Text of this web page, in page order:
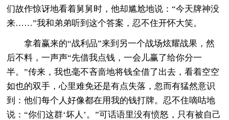
们故作惊讶地看着舅舅时，他却尴尬地说：“今天牌神没
来……”我和弟弟听到这个答案，忍不住开怀大笑。
拿着赢来的“战利品”来到另一个战场炫耀战果，然
后不料，一声声“先借我点钱，一会儿赢了给你分一
半。”传来，我也毫不吝啬地将钱全借了出去，看着空空
如也的双手，心里难免还是有点失落，忽而有猛然意识
到：他们每个人好像都在用我的钱打牌。忍不住嘀咕地
说：“你们这群‘坏人’。”可话语里没有愤怒，只有被自己